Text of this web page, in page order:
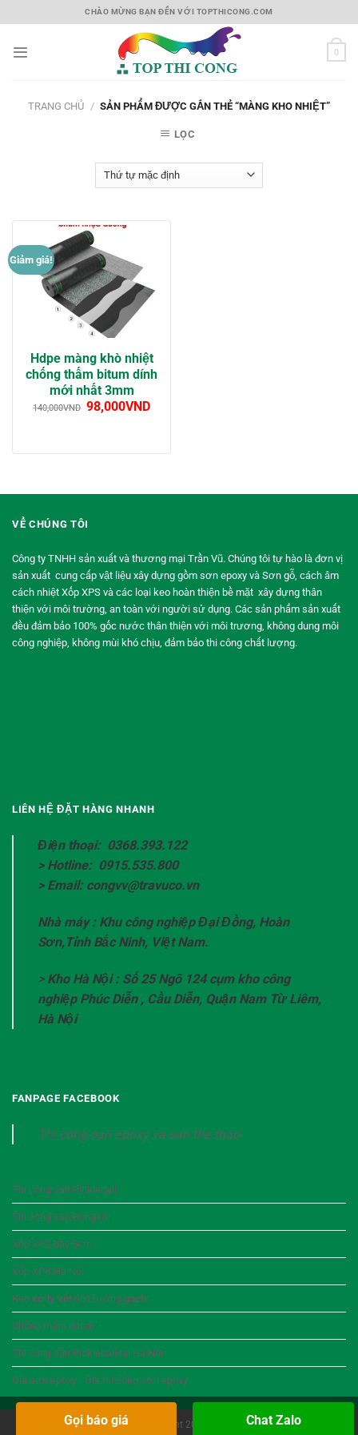
to
CHÀO MỪNG BẠN ĐẾN VỚI TOPTHICONG.COM
0
TRANG CHỦ / SẢN PHẨM ĐƯỢC GẮN THẺ “MÀNG KHO NHIỆT”
LỌC
Giảm giá!
Hdpe màng khò nhiệt
chống thấm bitum dính
mới nhất 3mm
140,000VND 98,000VND
VỀ CHÚNG TÔI
Công ty TNHH sản xuất và thương mại Trần Vũ. Chúng tôi tự hào là đơn vị
sản xuất cung cấp vật liệu xây dựng gồm sơn epoxy và Sơn gỗ, cách âm
cách nhiệt Xốp XPS và các loại keo hoàn thiện bề mặt xây dựng thân
thiện với môi trường, an toàn với người sử dụng. Các sản phẩm sản xuất
đều đảm bảo 100% gốc nước thân thiện với môi trương, không dung môi
công nghiệp, không mùi khó chịu, đảm bảo thi công chất lượng.
LIÊN HỆ ĐẶT HÀNG NHANH
Điện thoại: 0368.393.122
> Hotline: 0915.535.800
> Email: congvv@travuco.vn
Nhà máy : Khu công nghiệp Đại Đồng, Hoàn
Sơn,Tỉnh Bắc Ninh, Việt Nam.
> Kho Hà Nội : Số 25 Ngõ 124 cụm kho công
nghiệp Phúc Diễn , Cầu Diễn, Quận Nam Từ Liêm,
Hà Nội
FANPAGE FACEBOOK
Thi cong san epoxy va san the thao
Thi công sân Pickleball
Thi công sân Bóng rổ
Xốp XPS dày 5cm
Xốp XPS Hà Nội
Keo xử lý vết nứt tường gạch
Chống thấm bitum
Thi công sân Pickleball tại Hà Nội
Giá sơn epoxy - Giá thi công sơn epoxy
Copyright 2026 © Chat Zalo
Gọi báo giá